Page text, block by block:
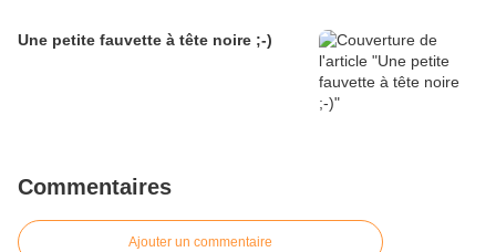
Une petite fauvette à tête noire ;-)
Commentaires
Ajouter un commentaire